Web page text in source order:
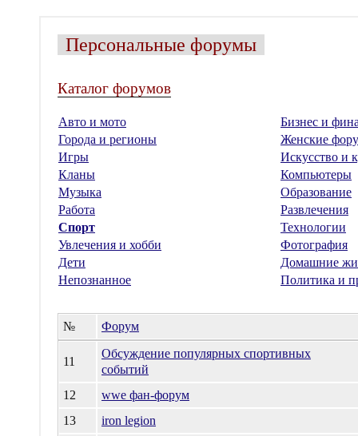
Персональные форумы
Каталог форумов
Авто и мото
Бизнес и
Города и регионы
Женские
Игры
Искусство и
Кланы
Компьютеры
Музыка
Образование
Работа
Развлечения
Спорт
Технологии
Увлечения и хобби
Фотография
Дети
Домашние
Непознанное
Политика и
№ Форум
11
Обсуждение популярных спортивных
событий
12
wwe фан-форум
13
iron legion